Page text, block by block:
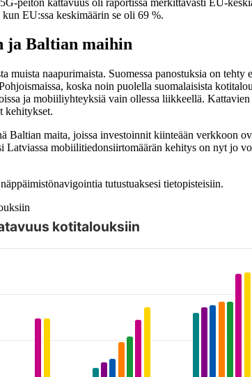
EU:ssa keskimäärin se oli 69 %.
ja Baltian maihin
muista naapurimaista. Suomessa panostuksia on
koska noin puolella suomalaisista
ja mobiiliyhteyksiä vain ollessa liikkeellä.
kehitykset.
Baltian maita, joissa investoinnit kiinteään verkkoon
mobiilitiedonsiirtomäärän kehitys on nyt jo
tutustuaksesi tietopisteisiin.
ja selaa datapisteitä nuolinäppäimillä.
kotitalouksiin